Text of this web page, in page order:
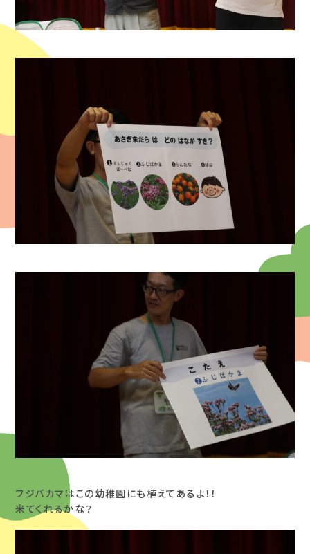
フジバカマはこの幼稚園にも植えてあるよ！！
来てくれるかな？